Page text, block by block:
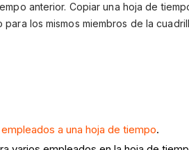
anterior. Copiar una hoja de
los mismos miembros de la
a una hoja de tiempo.